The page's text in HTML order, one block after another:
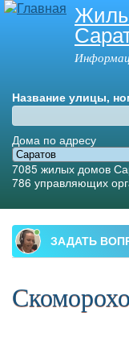
Название улицы,
Дома по адресу
7085 жилых домов
786 управляющих
Главное меню